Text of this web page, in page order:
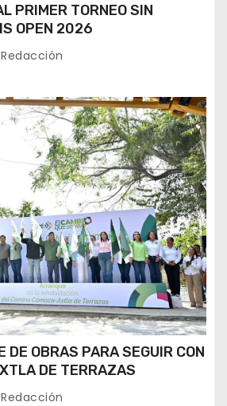
PRIMER TORNEO SIN
OPEN 2026
Redacción
DE OBRAS PARA SEGUIR CON
DE TERRAZAS
Redacción